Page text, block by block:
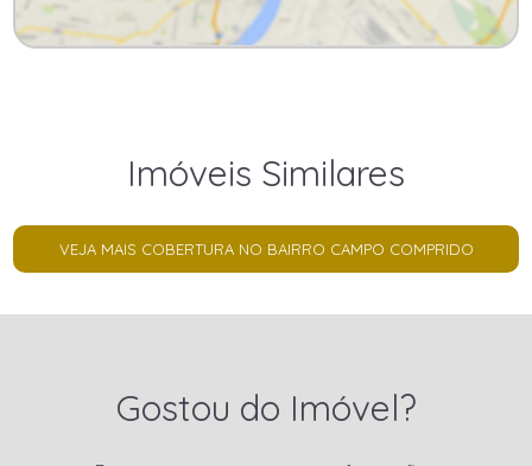
Imóveis Similares
VEJA MAIS COBERTURA NO BAIRRO CAMPO COMPRIDO
Gostou do Imóvel?